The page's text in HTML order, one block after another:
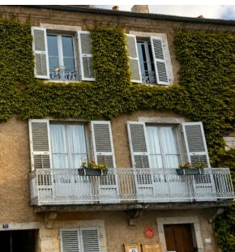
l'info
locale
–